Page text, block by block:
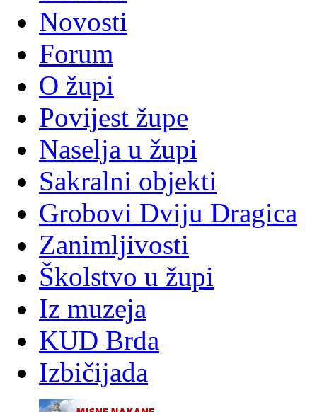
Novosti
Forum
O župi
Povijest župe
Naselja u župi
Sakralni objekti
Grobovi Dviju Dragica
Zanimljivosti
Školstvo u župi
Iz muzeja
KUD Brda
Izbičijada